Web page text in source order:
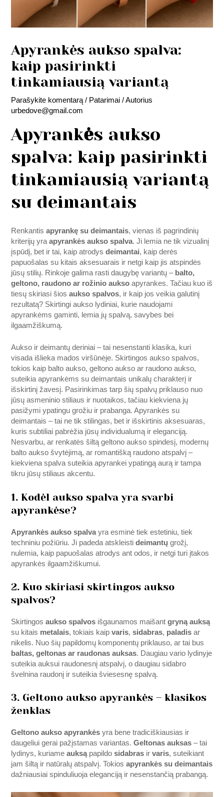
Apyrankės aukso spalva:
kaip pasirinkti
tinkamiausią variantą
Parašykite komentarą / Patarimai / Autorius
urbedove@gmail.com
Apyrankės aukso
spalva: kaip pasirinkti
tinkamiausią variantą
su deimantais
Renkantisapyrankę su deimantais, vienas iš pagrindinių
kriterijų yraapyrankės aukso spalva. Ji lemia ne tik vizualinį
įspūdį, bet ir tai, kaip atrodysdeimantai, kaip derės
papuošalas su kitais aksesuarais ir netgi kaip jis atspindės
jūsų stilių. Rinkoje galima rasti daugybę variantų – balto,
geltono, raudono ar rožinio aukso apyrankes. Tačiau kuo iš
tiesų skiriasi šiosaukso spalvos, ir kaip jos veikia galutinį
rezultatą? Skirtingi aukso lydiniai, kurie naudojami
apyrankėms gaminti, lemia jų spalvą, savybes bei
ilgaamžiškumą.
Aukso ir deimantų deriniai – tai nesenstanti klasika, kuri
visada išlieka mados viršūnėje. Skirtingos aukso spalvos,
tokios kaip balto aukso, geltono aukso ar raudono aukso,
suteikia apyrankėms su deimantais unikalų charakterį ir
išskirtinį žavesį. Pasirinkimas tarp šių spalvų priklauso nuo
jūsų asmeninio stiliaus ir nuotaikos, tačiau kiekviena jų
pasižymi ypatingu grožiu ir prabanga. Apyrankės su
deimantais – tai ne tik stilingas, bet ir išskirtinis aksesuaras,
kuris subtiliai pabrėžia jūsų individualumą ir eleganciją.
Nesvarbu, ar renkatės šiltą geltono aukso spindesį, modernų
balto aukso švytėjimą, ar romantišką raudono atspalvį –
kiekviena spalva suteikia apyrankei ypatingą aurą ir tampa
tikru jūsų stiliaus akcentu.
1. Kodėl aukso spalva yra svarbi
apyrankėse?
Apyrankės aukso spalva yra esminė tiek estetiniu, tiek
techniniu požiūriu. Ji padeda atskleistideimantų grožį,
nulemia, kaip papuošalas atrodys ant odos, ir netgi turi įtakos
apyrankės ilgaamžiškumui.
2. Kuo skiriasi skirtingos aukso
spalvos?
Skirtingosaukso spalvos išgaunamos maišantgryną auksą
su kitais metalais, tokiais kaipvaris,sidabras, paladis ar
nikelis. Nuo šių papildomų komponentų priklauso, ar tai bus
baltas, geltonas ar raudonas auksas. Daugiau vario lydinyje
suteikia auksui raudonesnį atspalvį, o daugiau sidabro
švelnina raudonį ir suteikia šviesesnę spalvą.
3. Geltono aukso apyrankės – klasikos
ženklas
Geltono aukso apyrankės yra bene tradiciškiausias ir
daugeliui gerai pažįstamas variantas.Geltonas auksas – tai
lydinys, kuriameauksąpapildosidabras irvaris, suteikiant
jam šiltą ir natūralų atspalvį. Tokiosapyrankės su deimantais
dažniausiai spinduliuoja eleganciją ir nesenstančią prabangą.